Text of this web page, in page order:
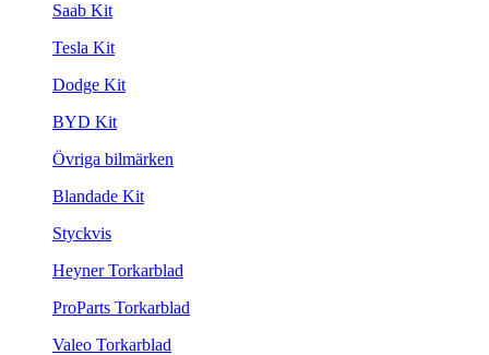
Saab Kit
Tesla Kit
Dodge Kit
BYD Kit
Övriga bilmärken
Blandade Kit
Styckvis
Heyner Torkarblad
ProParts Torkarblad
Valeo Torkarblad